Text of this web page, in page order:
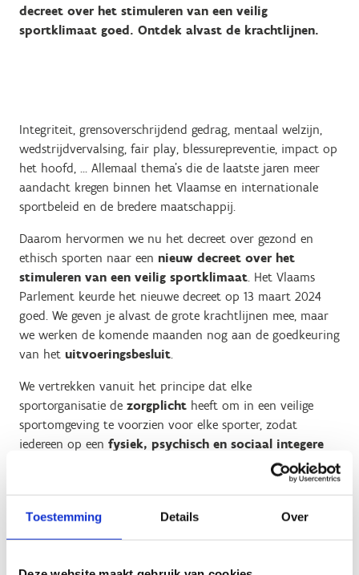
Toestemming Details Over
decreet over het stimuleren van een veilig
sportklimaat goed. Ontdek alvast de krachtlijnen.
Integriteit, grensoverschrijdend gedrag, mentaal welzijn,
wedstrijdvervalsing, fair play, blessurepreventie, impact op
het hoofd, … Allemaal thema’s die de laatste jaren meer
aandacht kregen binnen het Vlaamse en internationale
sportbeleid en de bredere maatschappij.
Daarom hervormen we nu het decreet over gezond en
ethisch sporten naar een nieuw decreet over het
stimuleren van een veilig sportklimaat. Het Vlaams
Parlement keurde het nieuwe decreet op 13 maart 2024
goed. We geven je alvast de grote krachtlijnen mee, maar
we werken de komende maanden nog aan de goedkeuring
van het uitvoeringsbesluit.
We vertrekken vanuit het principe dat elke
sportorganisatie de zorgplicht heeft om in een veilige
sportomgeving te voorzien voor elke sporter, zodat
iedereen op een fysiek, psychisch en sociaal integere
sport kan beoefenen. We gaan voor een
vanuit een centraal begrip "veilig
thema's, en een bijzondere aandacht voor de minderjarige
sporter.